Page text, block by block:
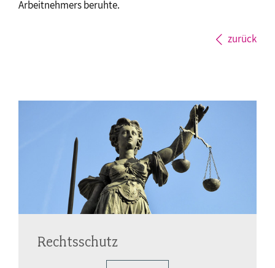
Arbeitnehmers beruhte.
zurück
Rechtsschutz